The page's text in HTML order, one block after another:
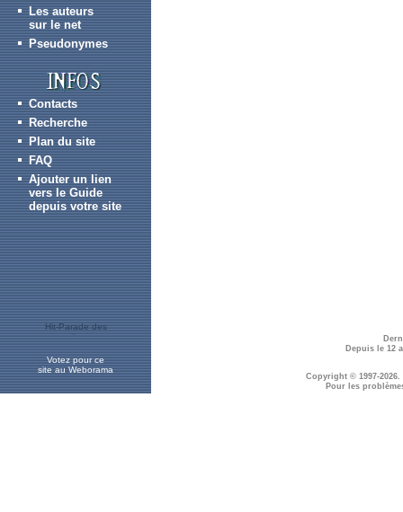
Les auteurs
sur le net
Pseudonymes
Contacts
Recherche
Plan du site
FAQ
Ajouter un lien
vers le Guide
depuis votre site
Votez pour ce
site au Weborama
Depuis le 12
Copyright © 1997-2026.
Pour les